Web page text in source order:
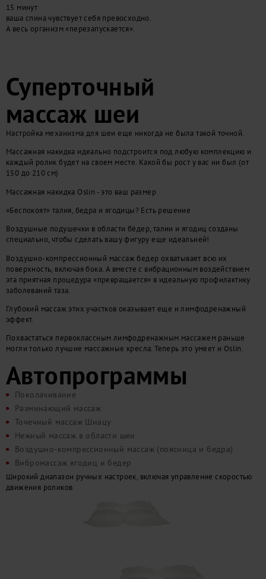
15 минут
ваша спина чувствует себя превосходно.
А весь организм «перезапускается».
Суперточный
массаж шеи
Настройка механизма для шеи еще никогда не была такой точной.
Массажная накидка идеально подстроится под любую комплекцию и
каждый ролик будет на своем месте. Какой бы рост у вас ни был (от
150 до 210 см)
Массажная накидка Oslin - это ваш размер
«Беспокоят» талия, бедра и ягодицы? Есть решение
Воздушные подушечки в области бёдер, талии и ягодиц созданы
специально, чтобы сделать вашу фигуру еще идеальней!
Воздушно-компрессионный массаж бедер охватывает всю их
поверхность, включая бока. А вместе с вибрационным воздействием
эта приятная процедура «превращается» в идеальную профилактику
заболеваний таза.
Глубокий массаж этих участков оказывает еще илимфодренажный
эффект.
Похвастаться первоклассным лимфодренажным массажем раньше
могли только лучшие массажные кресла. Теперь это умеет и Oslin.
Автопрограммы
Поколачивание
Разминающий массаж
Точечный массаж Шиацу
Нежный массаж в области шеи
Воздушно-компрессионный массаж (поясница и бедра)
Вибромассаж ягодиц и бедер
Широкий диапазон ручных настроек, включая управление скоростью
движения роликов